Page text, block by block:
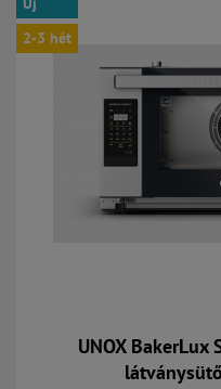
2-3 hét
UNOX BakerLux